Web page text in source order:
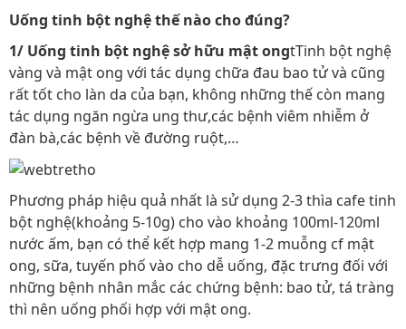
Uống tinh bột nghệ thế nào cho đúng?
1/ Uống tinh bột nghệ sở hữu mật ongtTinh bột nghệ
vàng và mật ong với tác dụng chữa đau bao tử và cũng
rất tốt cho làn da của bạn, không những thế còn mang
tác dụng ngăn ngừa ung thư,các bệnh viêm nhiễm ở
đàn bà,các bệnh về đường ruột,…
Phương pháp hiệu quả nhất là sử dụng 2-3 thìa cafe tinh
bột nghệ(khoảng 5-10g) cho vào khoảng 100ml-120ml
nước ấm, bạn có thể kết hợp mang 1-2 muỗng cf mật
ong, sữa, tuyến phố vào cho dễ uống, đặc trưng đối với
những bệnh nhân mắc các chứng bệnh: bao tử, tá tràng
thì nên uống phối hợp với mật ong.